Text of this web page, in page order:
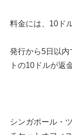
料金には、 10ド
発行から5日以内
トの10ドルが返
シンガポール・